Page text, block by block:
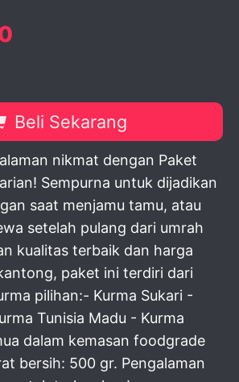
Beli Sekarang
nikmat dengan Paket
Sempurna untuk dijadikan
saat menjamu tamu, atau
setelah pulang dari umrah
kualitas terbaik dan harga
paket ini terdiri dari
pilihan:- Kurma Sukari -
Tunisia Madu - Kurma
dalam kemasan foodgrade
bersih: 500 gr. Pengalaman